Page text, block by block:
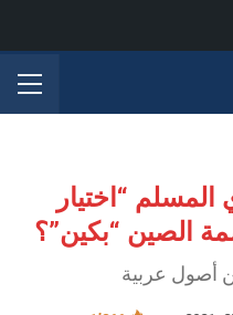
“اختيار
الصين “بكين”؟
أصول عربية